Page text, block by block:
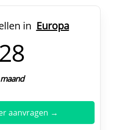
in Europa
aanvragen →